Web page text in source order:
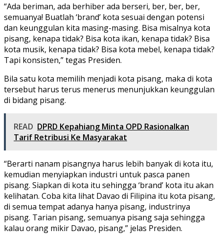
“Ada beriman, ada berhiber ada berseri, ber, ber, ber,
semuanya! Buatlah ‘brand’ kota sesuai dengan potensi
dan keunggulan kita masing-masing. Bisa misalnya kota
pisang, kenapa tidak? Bisa kota ikan, kenapa tidak? Bisa
kota musik, kenapa tidak? Bisa kota mebel, kenapa tidak?
Tapi konsisten,” tegas Presiden.
Bila satu kota memilih menjadi kota pisang, maka di kota
tersebut harus terus menerus menunjukkan keunggulan
di bidang pisang.
READ DPRD Kepahiang Minta OPD Rasionalkan
Tarif Retribusi Ke Masyarakat
“Berarti nanam pisangnya harus lebih banyak di kota itu,
kemudian menyiapkan industri untuk pasca panen
pisang. Siapkan di kota itu sehingga ‘brand’ kota itu akan
kelihatan. Coba kita lihat Davao di Filipina itu kota pisang,
di semua tempat adanya hanya pisang, industrinya
pisang. Tarian pisang, semuanya pisang saja sehingga
kalau orang mikir Davao, pisang,” jelas Presiden.